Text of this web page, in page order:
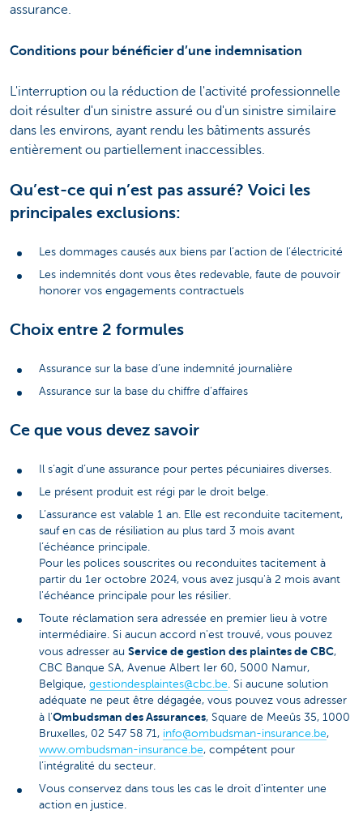
assurance.
Conditions pour bénéficier d’une indemnisation
L'interruption ou la réduction de l'activité professionnelle
doit résulter d'un sinistre assuré ou d'un sinistre similaire
dans les environs, ayant rendu les bâtiments assurés
entièrement ou partiellement inaccessibles.
Qu’est-ce qui n’est pas assuré? Voici les
principales exclusions:
Les dommages causés aux biens par l’action de l’électricité
Les indemnités dont vous êtes redevable, faute de pouvoir
honorer vos engagements contractuels
Choix entre 2 formules
Assurance sur la base d’une indemnité journalière
Assurance sur la base du chiffre d’affaires
Ce que vous devez savoir
Il s’agit d’une assurance pour pertes pécuniaires diverses.
Le présent produit est régi par le droit belge.
L’assurance est valable 1 an. Elle est reconduite tacitement,
sauf en cas de résiliation au plus tard 3 mois avant
l’échéance principale.
Pour les polices souscrites ou reconduites tacitement à
partir du 1er octobre 2024, vous avez jusqu'à 2 mois avant
l'échéance principale pour les résilier.
Toute réclamation sera adressée en premier lieu à votre
intermédiaire. Si aucun accord n'est trouvé, vous pouvez
vous adresser au Service de gestion des plaintes de CBC,
CBC Banque SA, Avenue Albert Ier 60, 5000 Namur,
Belgique, gestiondesplaintes@cbc.be . Si aucune solution
adéquate ne peut être dégagée, vous pouvez vous adresser
à l'Ombudsman des Assurances, Square de Meeûs 35, 1000
Bruxelles, 02 547 58 71, info@ombudsman-insurance.be,
www.ombudsman-insurance.be, compétent pour
l’intégralité du secteur.
Vous conservez dans tous les cas le droit d'intenter une
action en justice.